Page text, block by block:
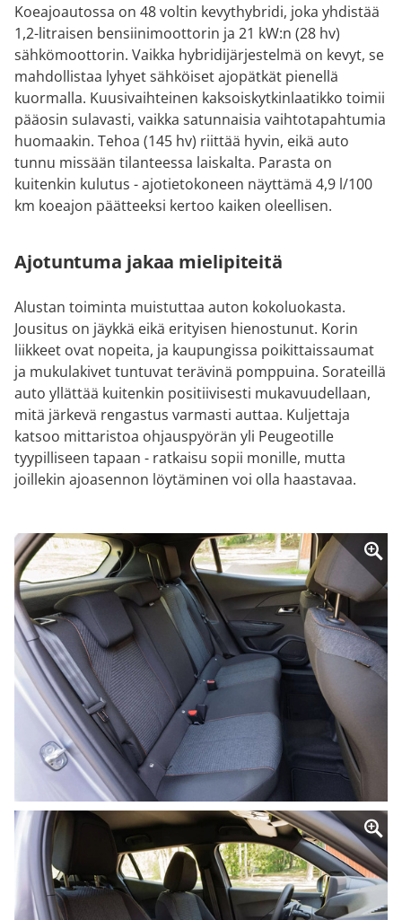
Koeajoautossa on 48 voltin kevythybridi, joka yhdistää
1,2-litraisen bensiinimoottorin ja 21 kW:n (28 hv)
sähkömoottorin. Vaikka hybridijärjestelmä on kevyt, se
mahdollistaa lyhyet sähköiset ajopätkät pienellä
kuormalla. Kuusivaihteinen kaksoiskytkinlaatikko toimii
pääosin sulavasti, vaikka satunnaisia vaihtotapahtumia
huomaakin. Tehoa (145 hv) riittää hyvin, eikä auto
tunnu missään tilanteessa laiskalta. Parasta on
kuitenkin kulutus - ajotietokoneen näyttämä 4,9 l/100
km koeajon päätteeksi kertoo kaiken oleellisen.
Ajotuntuma jakaa mielipiteitä
Alustan toiminta muistuttaa auton kokoluokasta.
Jousitus on jäykkä eikä erityisen hienostunut. Korin
liikkeet ovat nopeita, ja kaupungissa poikittaissaumat
ja mukulakivet tuntuvat terävinä pomppuina. Sorateillä
auto yllättää kuitenkin positiivisesti mukavuudellaan,
mitä järkevä rengastus varmasti auttaa. Kuljettaja
katsoo mittaristoa ohjauspyörän yli Peugeotille
tyypilliseen tapaan - ratkaisu sopii monille, mutta
joillekin ajoasennon löytäminen voi olla haastavaa.